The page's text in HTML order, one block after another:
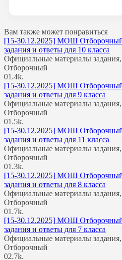
Вам также может понравиться
[15-30.12.2025] МОШ
задания и ответы для 10 класса
Официальные материалы
Отборочный
01.4k.
[15-30.12.2025] МОШ
задания и ответы для 9 класса
Официальные материалы
Отборочный
01.5k.
[15-30.12.2025] МОШ
задания и ответы для 11 класса
Официальные материалы
Отборочный
01.3k.
[15-30.12.2025] МОШ
задания и ответы для 8 класса
Официальные материалы
Отборочный
01.7k.
[15-30.12.2025] МОШ
задания и ответы для 7 класса
Официальные материалы
Отборочный
02.7k.